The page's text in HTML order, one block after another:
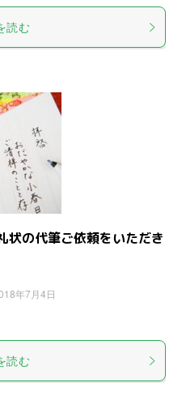
読む
状の代筆ご依頼をいただき
年7月4日
読む